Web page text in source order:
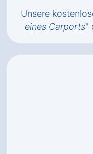
Unsere
eines Carports"